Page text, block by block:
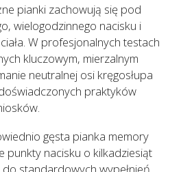
pianki zachowują się pod
wielogodzinnego nacisku i
W profesjonalnych testach
kluczowym, mierzalnym
neutralnej osi kręgosłupa
praktyków
gęsta pianka memory
punkty nacisku o kilkadziesiąt